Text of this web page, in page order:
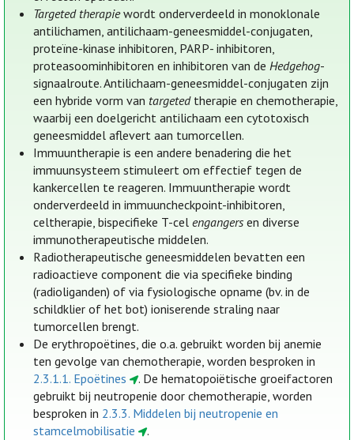
Targeted therapiewordt onderverdeeld in monoklonale
antilichamen, antilichaam-geneesmiddel-conjugaten,
proteïne-kinase inhibitoren, PARP- inhibitoren,
proteasoominhibitoren en inhibitoren van deHedgehog-
signaalroute. Antilichaam-geneesmiddel-conjugaten zijn
een hybride vorm van targetedtherapie en chemotherapie,
waarbij een doelgericht antilichaam een cytotoxisch
geneesmiddel aflevert aan tumorcellen.
Immuuntherapie is een andere benadering die het
immuunsysteem stimuleert om effectief tegen de
kankercellen te reageren. Immuuntherapie wordt
onderverdeeld in immuuncheckpoint-inhibitoren,
celtherapie, bispecifieke T-celengangers en diverse
immunotherapeutische middelen.
Radiotherapeutische geneesmiddelen bevatten een
radioactieve component die via specifieke binding
(radioliganden) of via fysiologische opname (bv. in de
schildklier of het bot) ioniserende straling naar
tumorcellen brengt.
De erythropoëtines, die o.a. gebruikt worden bij anemie
ten gevolge van chemotherapie, worden besproken in
2.3.1.1. Epoëtines
. De hematopoiëtische groeifactoren
gebruikt bij neutropenie door chemotherapie, worden
besproken in 2.3.3. Middelen bij neutropenie en
stamcelmobilisatie
.